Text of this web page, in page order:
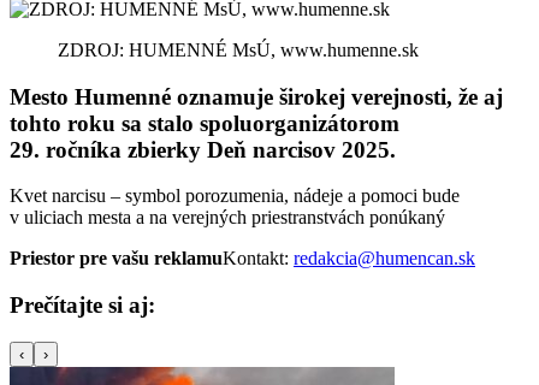
ZDROJ: HUMENNÉ MsÚ, www.humenne.sk
Mesto Humenné oznamuje širokej verejnosti, že aj
tohto roku sa stalo spoluorganizátorom
29. ročníka zbierky Deň narcisov 2025.
Kvet narcisu – symbol porozumenia, nádeje a pomoci bude
v uliciach mesta a na verejných priestranstvách ponúkaný
Priestor pre vašu reklamuKontakt: redakcia@humencan.sk
Prečítajte si aj:
‹ ›